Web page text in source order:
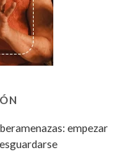
empezar